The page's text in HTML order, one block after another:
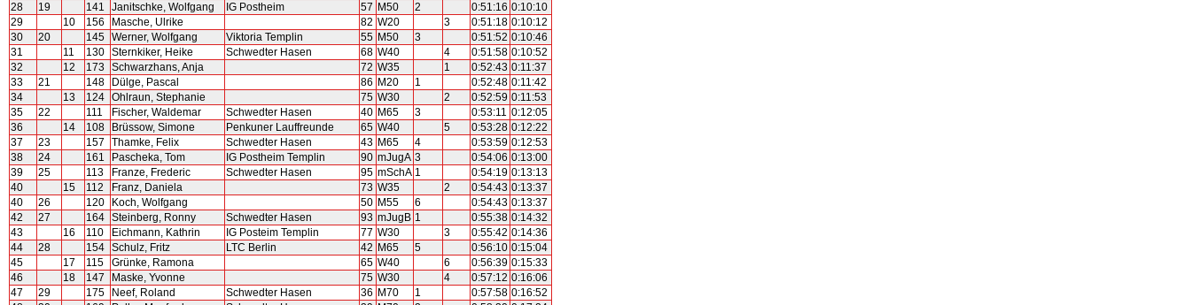
28
19 141 Janitschke, Wolfgang IG Postheim 57 M50 2 0:51:16 0:10:10
29
10 156 Masche, Ulrike 82 W20 3 0:51:18 0:10:12
30
20 145 Werner, Wolfgang Viktoria Templin 55 M50 3 0:51:52 0:10:46
31
11 130 Sternkiker, Heike Schwedter Hasen 68 W40 4 0:51:58 0:10:52
32
12 173 Schwarzhans, Anja 72 W35 1 0:52:43 0:11:37
33
21 148 Dülge, Pascal 86 M20 1 0:52:48 0:11:42
34
13 124 Ohlraun, Stephanie 75 W30 2 0:52:59 0:11:53
35
22 111 Fischer, Waldemar Schwedter Hasen 40 M65 3 0:53:11 0:12:05
36
14 108 Brüssow, Simone Penkuner Lauffreunde 65 W40 5 0:53:28 0:12:22
37
23 157 Thamke, Felix Schwedter Hasen 43 M65 4 0:53:59 0:12:53
38
24 161 Pascheka, Tom IG Postheim Templin 90 mJugA 3 0:54:06 0:13:00
39
25 113 Franze, Frederic Schwedter Hasen 95 mSchA 1 0:54:19 0:13:13
40
15 112 Franz, Daniela 73 W35 2 0:54:43 0:13:37
40
26 120 Koch, Wolfgang 50 M55 6 0:54:43 0:13:37
42
27 164 Steinberg, Ronny Schwedter Hasen 93 mJugB 1 0:55:38 0:14:32
43
16 110 Eichmann, Kathrin IG Posteim Templin 77 W30 3 0:55:42 0:14:36
44
28 154 Schulz, Fritz LTC Berlin 42 M65 5 0:56:10 0:15:04
45
17 115 Grünke, Ramona 65 W40 6 0:56:39 0:15:33
46
18 147 Maske, Yvonne 75 W30 4 0:57:12 0:16:06
47
29 175 Neef, Roland Schwedter Hasen 36 M70 1 0:57:58 0:16:52